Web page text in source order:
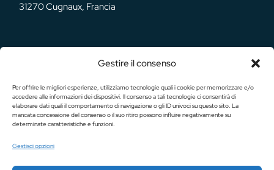
Gestire il consenso
Per offrire le migliori esperienze, utilizziamo tecnologie quali i cookie per memorizzare e/o
accedere alle informazioni dei dispositivi. Il consenso a tali tecnologie ci consentirà di
elaborare dati quali il comportamento di navigazione o gli ID univoci su questo sito. La
mancata concessione del consenso o il suo ritiro possono influire negativamente su
determinate caratteristiche e funzioni.
Gestisci opzioni
31270 Cugnaux, Francia
LE NOSTRE RETI